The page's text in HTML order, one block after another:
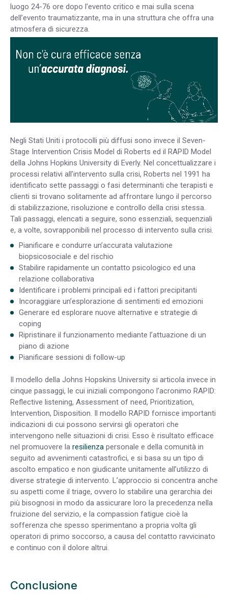
luogo 24-76 ore dopo l’evento critico e mai sulla scena
dell’evento traumatizzante, ma in una struttura che offra una
atmosfera di sicurezza.
Negli Stati Uniti i protocolli più diffusi sono invece il Seven-
Stage Intervention Crisis Model di Roberts ed il RAPID Model
della Johns Hopkins University di Everly. Nel concettualizzare i
processi relativi all’intervento sulla crisi, Roberts nel 1991 ha
identificato sette passaggi o fasi determinanti che terapisti e
clienti si trovano solitamente ad affrontare lungo il percorso
di stabilizzazione, risoluzione e controllo della crisi stessa.
Tali passaggi, elencati a seguire, sono essenziali, sequenziali
e, a volte, sovrapponibili nel processo di intervento sulla crisi.
Pianificare e condurre un’accurata valutazione
biopsicosociale e del rischio
Stabilire rapidamente un contatto psicologico ed una
relazione collaborativa
Identificare i problemi principali ed i fattori precipitanti
Incoraggiare un’esplorazione di sentimenti ed emozioni
Generare ed esplorare nuove alternative e strategie di
coping
Ripristinare il funzionamento mediante l’attuazione di un
piano di azione
Pianificare sessioni di follow-up
Il modello della Johns Hopskins University si articola invece in
cinque passaggi, le cui iniziali compongono l’acronimo RAPID:
Reflective listening, Assessment of need, Prioritization,
Intervention, Disposition. Il modello RAPID fornisce importanti
indicazioni di cui possono servirsi gli operatori che
intervengono nelle situazioni di crisi. Esso è risultato efficace
nel promuovere la resilienza personale e della comunità in
seguito ad avvenimenti catastrofici, e si basa su un tipo di
ascolto empatico e non giudicante unitamente all’utilizzo di
diverse strategie di intervento. L’approccio si concentra anche
su aspetti come il triage, ovvero lo stabilire una gerarchia dei
più bisognosi in modo da assicurare loro la precedenza nella
fruizione del servizio, e la compassion fatigue cioè la
sofferenza che spesso sperimentano a propria volta gli
operatori di primo soccorso, a causa del contatto ravvicinato
e continuo con il dolore altrui.
Conclusione